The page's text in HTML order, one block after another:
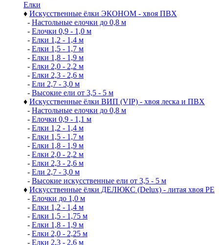
Елки
♦ Искусственные ёлки ЭКОНОМ - хвоя ПВХ
- Настольные елочки до 0,8 м
- Елочки 0,9 - 1,0 м
- Елки 1,2 - 1,4 м
- Елки 1,5 - 1,7 м
- Елки 1,8 - 1,9 м
- Елки 2,0 - 2,2 м
- Елки 2,3 - 2,6 м
- Ели 2,7 - 3,0 м
- Высокие ели от 3,5 - 5 м
♦ Искусственные ёлки ВИП (VIP) - хвоя леска и ПВХ
- Настольные елочки до 0,8 м
- Елочки 0,9 - 1,1 м
- Елки 1,2 - 1,4 м
- Елки 1,5 - 1,7 м
- Елки 1,8 - 1,9 м
- Елки 2,0 - 2,2 м
- Елки 2,3 - 2,6 м
- Ели 2,7 - 3,0 м
- Высокие искусственные ели от 3,5 - 5 м
♦ Искусственные ёлки ДЕЛЮКС (Delux) - литая хвоя РЕ
- Елочки до 1,0 м
- Елки 1,2 - 1,4 м
- Елки 1,5 - 1,75 м
- Елки 1,8 - 1,9 м
- Елки 2,0 - 2,25 м
- Елки 2,3 - 2,6 м